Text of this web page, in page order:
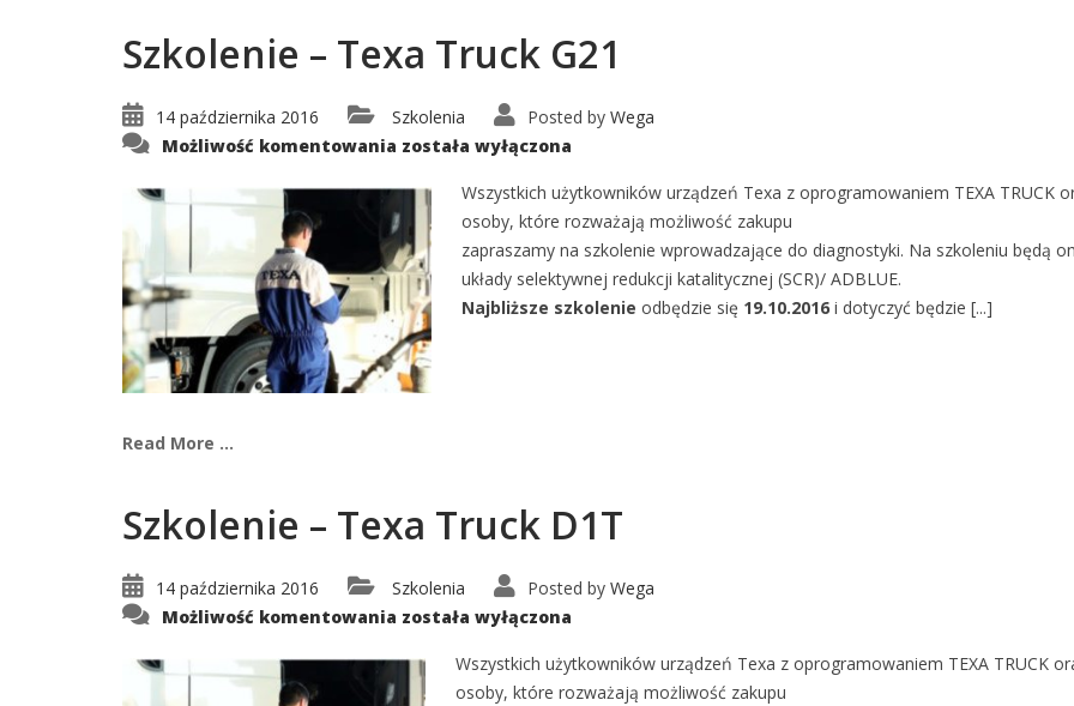
Szkolenie – Texa Truck G21
14 października 2016 Szkolenia Posted by Wega
Możliwość komentowania Szkolenie
–
Truck
G21
została wyłączona
Wszystkich użytkowników urządzeń Texa z oprogramowaniem TEXA TRUCK
osoby, które rozważają możliwość zakupu
zapraszamy na szkolenie wprowadzające do diagnostyki. Na szkoleniu będą
układy selektywnej redukcji katalitycznej (SCR)/ ADBLUE.
Najbliższe szkolenie odbędzie się 19.10.2016 i dotyczyć będzie [...]
Read More ...
Szkolenie – Texa Truck D1T
14 października 2016 Szkolenia Posted by Wega
Możliwość komentowania Szkolenie
–
Truck
D1T
została wyłączona
Wszystkich użytkowników urządzeń Texa z oprogramowaniem TEXA TRUCK
osoby, które rozważają możliwość zakupu